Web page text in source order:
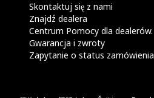
Skontaktuj się z nami
Znajdź dealera
Centrum Pomocy dla dealerów.
Gwarancja i zwroty
Zapytanie o status zamówienia